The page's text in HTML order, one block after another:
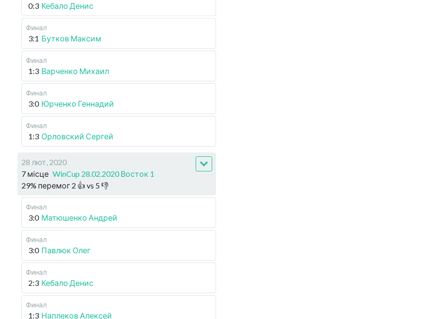
0:3 Кебало Денис
Финал
3:1 Бутков Максим
Финал
1:3 Варченко Михаил
Финал
3:0 Юрченко Геннадий
Финал
1:3 Орловский Сергей
28 лют, 2020
7 місце WinCup 28.02.2020 Восток 1
29% перемог 2 👍 vs 5 👎
Финал
3:0 Матюшенко Андрей
Финал
3:0 Павлюк Олег
Финал
2:3 Кебало Денис
Финал
1:3 Наплеков Алексей